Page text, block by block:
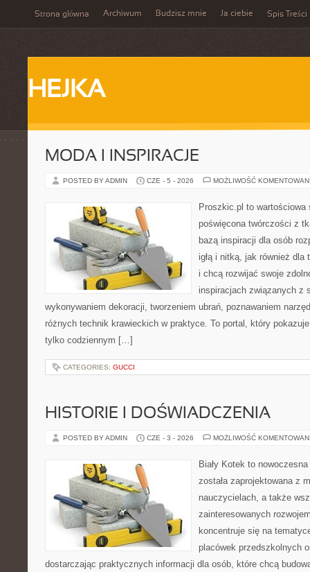
Strona główna Archiwum Budzisz mnie Ja ciebie Spis Treści
HEJKA
MODA I INSPIRACJE
POSTED BY ADMIN CZE - 5 - 2026 MOŻLIWOŚĆ
Proszkic.pl to wartościowa
poświęcona twórczości z
bazą inspiracji dla osób
igłą i nitką, jak również
i chcą rozwijać swoje
inspiracjach związanych z
wykonywaniem dekoracji, tworzeniem ubrań, poznawaniem
różnych technik krawieckich w praktyce. To portal, który
tylko codziennym […]
CATEGORIES: GUCCI
HISTORIE I DOŚWIADCZENIA
POSTED BY ADMIN CZE - 3 - 2026 MOŻLIWOŚĆ
Biały Kotek to
została zaprojektowana z
nauczycielach, a także
zainteresowanych
koncentruje się na
placówek przedszkolnych
dostarczając praktycznych informacji dla osób, które chcą